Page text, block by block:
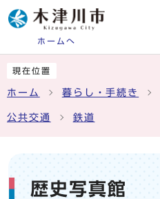
ホームへ
現在位置
ホーム 暮らし・手続き
公共交通 鉄道
歴史写真館